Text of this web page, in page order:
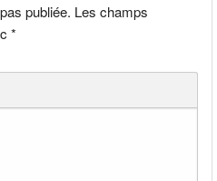
publiée. Les champs
*